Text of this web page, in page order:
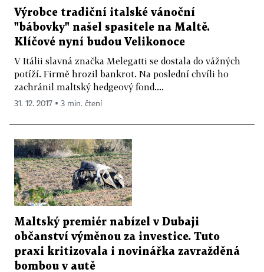
Výrobce tradiční italské vánoční
"bábovky" našel spasitele na Maltě.
Klíčové nyní budou Velikonoce
V Itálii slavná značka Melegatti se dostala do vážných
potíží. Firmě hrozil bankrot. Na poslední chvíli ho
zachránil maltský hedgeový fond....
31. 12. 2017 ▪ 3 min. čtení
Maltský premiér nabízel v Dubaji
občanství výměnou za investice. Tuto
praxi kritizovala i novinářka zavražděná
bombou v autě